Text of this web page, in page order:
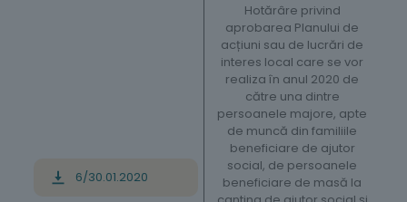
6/30.01.2020
Hotărâre privind
aprobarea Planului de
acțiuni sau de lucrări de
interes local care se vor
realiza în anul 2020 de
către una dintre
persoanele majore, apte
de muncă din familiile
beneficiare de ajutor
social, de persoanele
beneficiare de masă la